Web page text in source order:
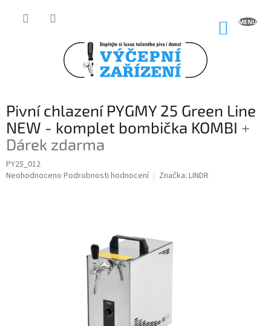
Pivní chlazení PYGMY 25 Green Line
NEW - komplet bombička KOMBI +
Dárek zdarma
PY25_012
Průměrné
Neohodnoceno Podrobnosti hodnocení Značka: LINDR